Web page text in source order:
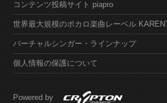
コンテンツ投稿サイト piapro
世界最大規模のボカロ楽曲レーベル KARENT
バーチャルシンガー・ラインナップ
個人情報の保護について
Powered by